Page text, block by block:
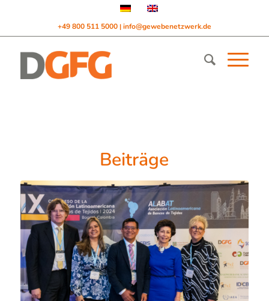
+49 800 511 5000 | info@gewebenetzwerk.de
Beiträge